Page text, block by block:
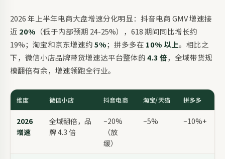
2026 年上半年电商大盘增速分化明显：抖音电商 GMV 增速接
近 20% （低于内部预期 24-25%），618 期间同比增长约
19%；淘宝和京东增速约5%；拼多多在 10% 以上。相比之
下，微信小店品牌带货增速达平台整体的4.3 倍，全域带货规
模翻倍有余，增速领跑全行业。
维度 微信小店 抖音电商 淘宝/天猫 拼多多
2026
增速
全域翻倍，品
牌 4.3 倍
~20%
（放
缓）
~5% ~10%+